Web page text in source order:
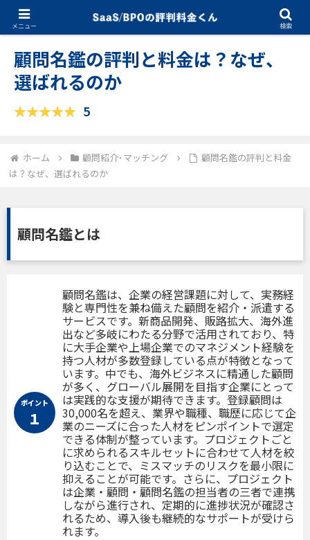
顧問紹介･マッチング 09.08.2025
顧問名鑑の評判と料金は？なぜ、
選ばれるのか
5
ホーム 顧問紹介･マッチング
顧問名鑑の評判と料金
は？なぜ、選ばれるのか
顧問名鑑とは
ポイント
１
顧問名鑑は、企業の経営課題に対して、実務経
験と専門性を兼ね備えた顧問を紹介・派遣する
サービスです。新商品開発、販路拡大、海外進
出など多岐にわたる分野で活用されており、特
に大手企業や上場企業でのマネジメント経験を
持つ人材が多数登録している点が特徴となって
います。中でも、海外ビジネスに精通した顧問
が多く、グローバル展開を目指す企業にとって
は実践的な支援が期待できます。登録顧問は
30,000名を超え、業界や職種、職歴に応じて企
業のニーズに合った人材をピンポイントで選定
できる体制が整っています。プロジェクトごと
に求められるスキルセットに合わせて人材を絞
り込むことで、ミスマッチのリスクを最小限に
抑えることが可能です。さらに、プロジェクト
は企業・顧問・顧問名鑑の担当者の三者で連携
しながら進行され、定期的に進捗状況が確認さ
れるため、導入後も継続的なサポートが受けら
れます。
メニュー 検索